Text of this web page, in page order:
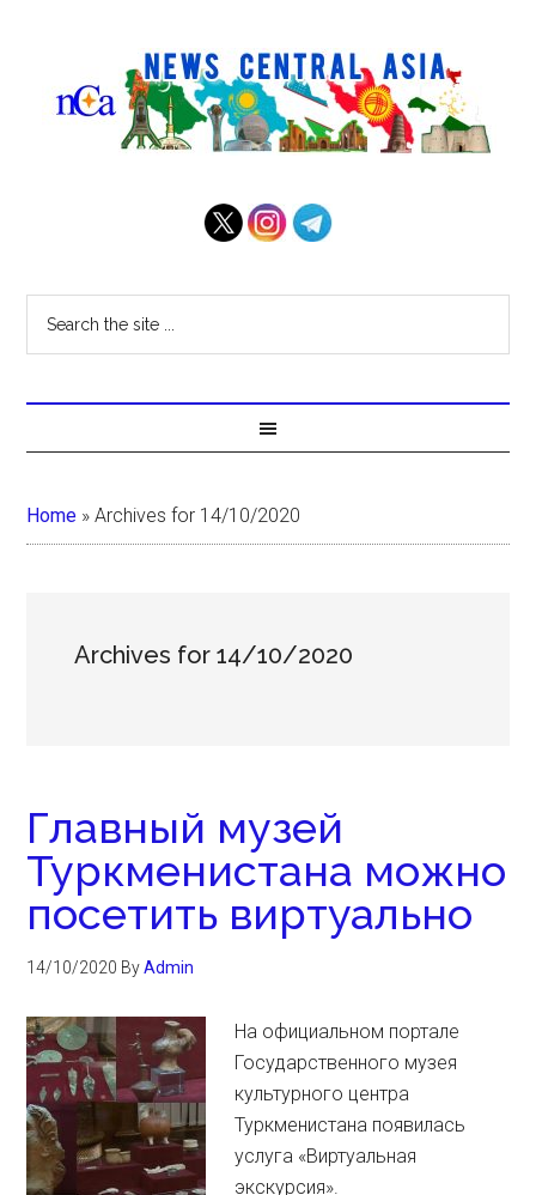
Home »Archives for 14/10/2020
Archives for 14/10/2020
Главный музей
Туркменистана можно
посетить виртуально
14/10/2020 ByAdmin
На официальном портале
Государственного музея
культурного центра
Туркменистана появилась
услуга «Виртуальная
экскурсия».